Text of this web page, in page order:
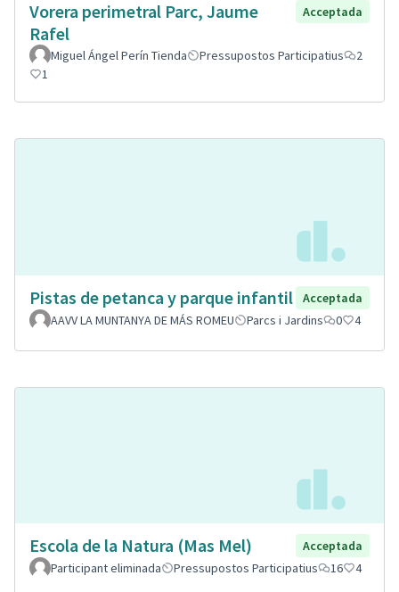
Vorera perimetral Parc, Jaume
Rafel
Acceptada
Miguel Ángel Perín Tienda Pressupostos Participatius
2
1
Pistas de petanca y parque infantil
Acceptada
AAVV LA MUNTANYA DE MÁS ROMEU
Parcs i Jardins 0 4
Escola de la Natura (Mas Mel)
Acceptada
Participant eliminada
Pressupostos Participatius 16 4